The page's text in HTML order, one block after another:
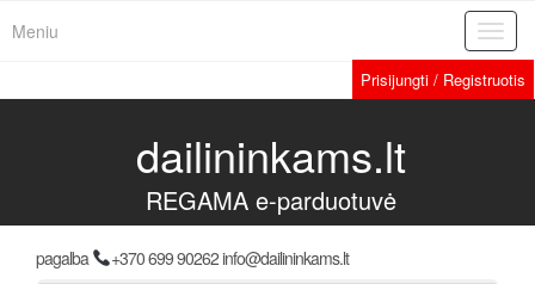
Meniu
Prisijungti / Registruotis
dailininkams.lt
REGAMA e-parduotuvė
pagalba +370 699 90262 info@dailininkams.lt